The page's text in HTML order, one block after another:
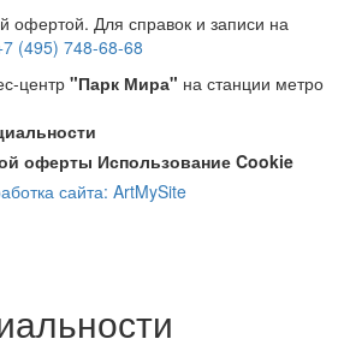
офертой. Для справок и записи на
(495) 748-68-68
центр "Парк Мира" на станции метро
оферты Использование Cookie
сайта: ArtMySite